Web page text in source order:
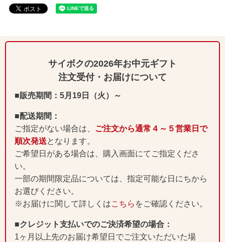
サイボクの2026年お中元ギフト
注文受付・お届けについて
■販売期間：5月19日（火）～
■配送期間：
ご指定がない場合は、 ご注文から通常４～５営業日で
順次発送となります。
ご希望日がある場合は、購入画面にてご指定くださ
い。
一部の期間限定品については、指定可能な日にちから
お選びください。
※お届けに関して詳しくはこちら をご確認ください。
■クレジット支払いでのご決済希望の場合：
1ヶ月以上先のお届け希望日でご注文いただいた場